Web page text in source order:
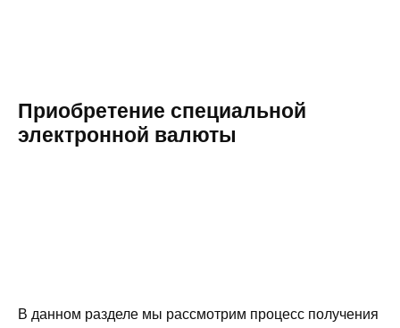
Приобретение специальной
электронной валюты
В данном разделе мы рассмотрим процесс получения